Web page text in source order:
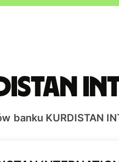
banku KURDISTAN